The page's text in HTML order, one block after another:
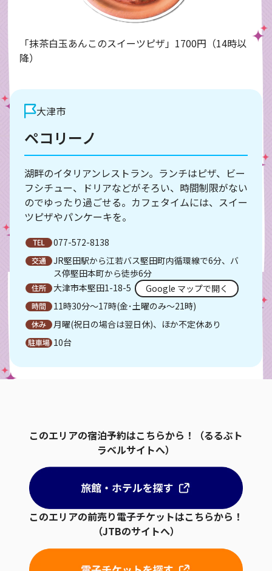
「抹茶白玉あんこのスイーツピザ」1700円（14時以
降）
大津市
ペコリーノ
湖畔のイタリアンレストラン。ランチはピザ、ビー
フシチュー、ドリアなどがそろい、時間制限がない
のでゆったり過ごせる。カフェタイムには、スイー
ツピザやパンケーキを。
077-572-8138
JR堅田駅から江若バス堅田町内循環線で6分、バ
ス停堅田本町から徒歩6分
大津市本堅田1-18-5
Google マップで開く
11時30分～17時(金･土曜のみ～21時)
月曜(祝日の場合は翌日休)、ほか不定休あり
10台
このエリアの宿泊予約はこちらから！（るるぶト
ラベルサイトへ）
このエリアの前売り電子チケットはこちらから！
（JTBのサイトへ）